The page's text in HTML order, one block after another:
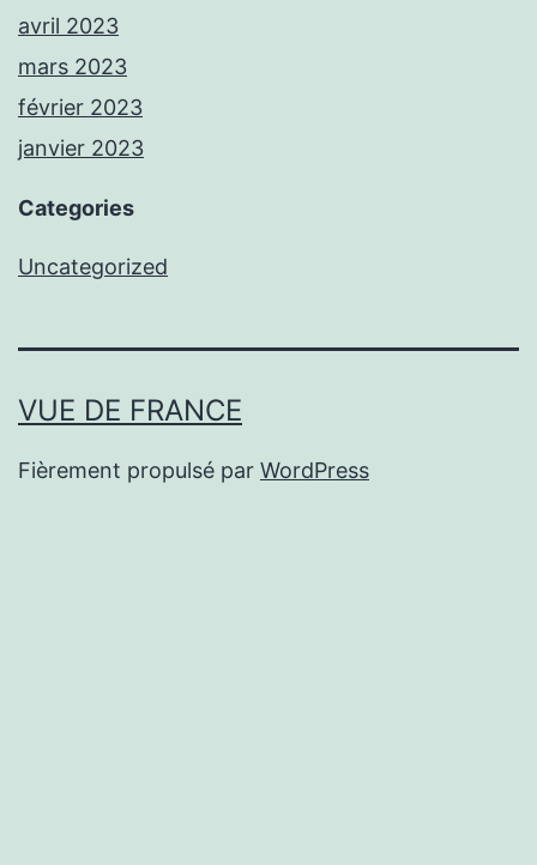
avril 2023
mars 2023
février 2023
janvier 2023
Categories
Uncategorized
VUE DE FRANCE
Fièrement propulsé par WordPress